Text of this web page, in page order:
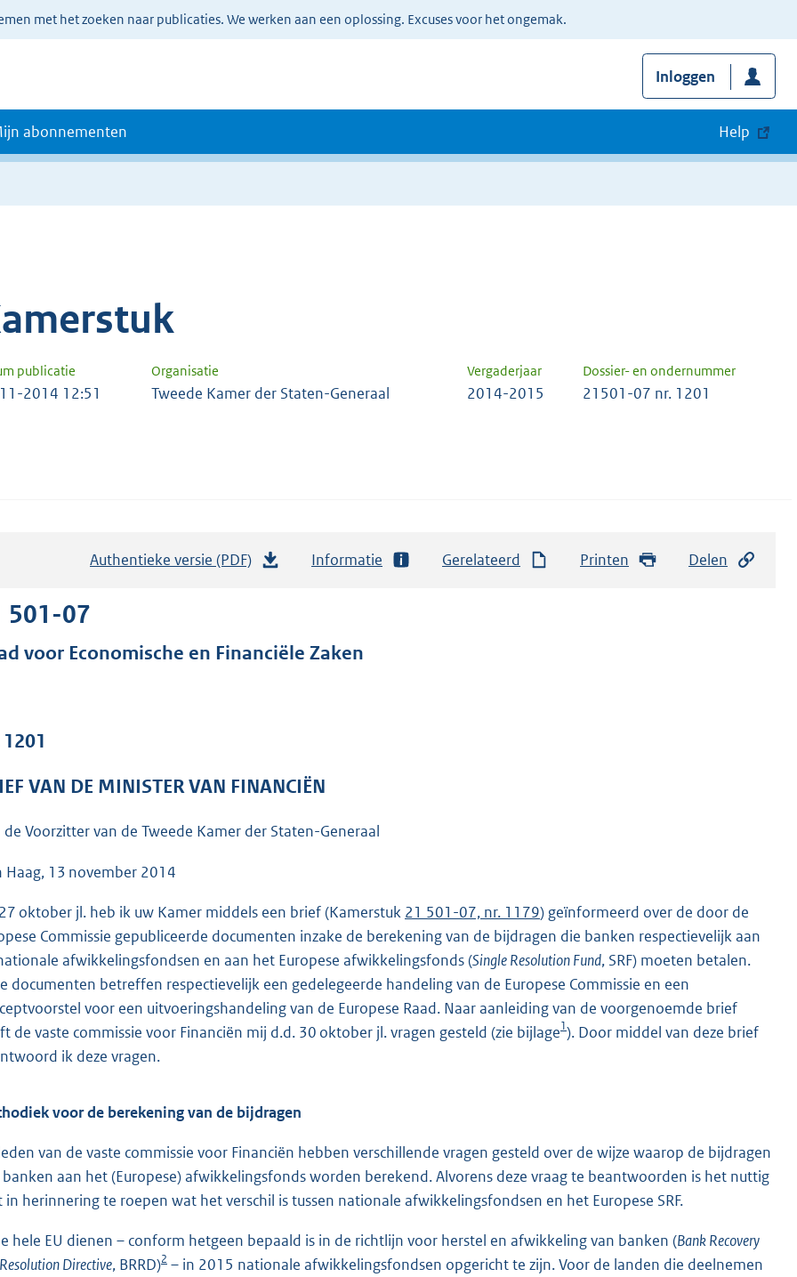
met het zoeken naar publicaties. We werken aan een oplossing. Excuses voor het ongemak.
Inloggen
abonnementen Help
publicatie Organisatie Vergaderjaar Dossier- en ondernummer
2014 12:51 Tweede Kamer der Staten-Generaal 2014-2015 21501-07 nr. 1201
Authentieke versie (PDF)
a
r
o
:
7
0
K
b
Informatie Gerelateerd Printen Delen
501-07
voor Economische en Financiële Zaken
1201
VAN DE MINISTER VAN FINANCIËN
de Voorzitter van de Tweede Kamer der Staten-Generaal
Haag, 13 november 2014
oktober jl. heb ik uw Kamer middels een brief (Kamerstuk 21 501-07, nr. 1179) geïnformeerd over de door de
Commissie gepubliceerde documenten inzake de berekening van de bijdragen die banken respectievelijk aan
afwikkelingsfondsen en aan het Europese afwikkelingsfonds (Single Resolution Fund, SRF) moeten betalen.
documenten betreffen respectievelijk een gedelegeerde handeling van de Europese Commissie en een
voor een uitvoeringshandeling van de Europese Raad. Naar aanleiding van de voorgenoemde brief
de vaste commissie voor Financiën mij d.d. 30 oktober jl. vragen gesteld (zie bijlage1). Door middel van deze brief
ik deze vragen.
voor de berekening van de bijdragen
van de vaste commissie voor Financiën hebben verschillende vragen gesteld over de wijze waarop de bijdragen
aan het (Europese) afwikkelingsfonds worden berekend. Alvorens deze vraag te beantwoorden is het nuttig
in herinnering te roepen wat het verschil is tussen nationale afwikkelingsfondsen en het Europese SRF.
hele EU dienen – conform hetgeen bepaald is in de richtlijn voor herstel en afwikkeling van banken (Bank Recovery
Directive, BRRD)2 – in 2015 nationale afwikkelingsfondsen opgericht te zijn. Voor de landen die deelnemen